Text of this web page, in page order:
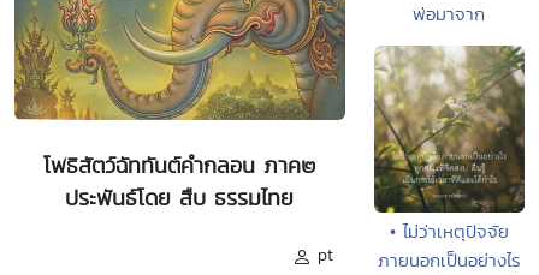
โพธิสัตว์ฉัททันต์คำกลอน ภาค๒
ประพันธ์โดย สืบ ธรรมไทย
pt
พ่อมาจาก
• ไม่ว่าเหตุปัจจัย
ภายนอกเป็นอย่างไร